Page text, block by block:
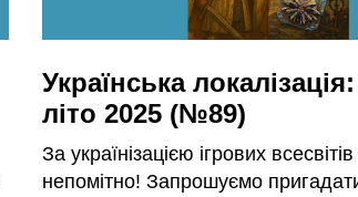
Українська
літо 2025 (№89)
За українізацією ігрових
непомітно! Запрошуємо